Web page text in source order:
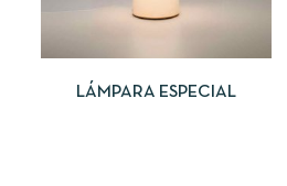
LÁMPARA ESPECIAL